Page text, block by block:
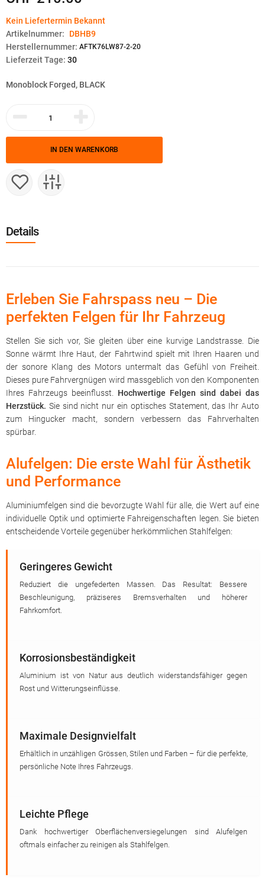
Kein Liefertermin Bekannt
Artikelnummer:
DBHB9
Herstellernummer: AFTK76LW87-2-20
Lieferzeit Tage: 30
Monoblock Forged, BLACK
IN DEN WARENKORB
Details
Erleben Sie Fahrspass neu – Die
perfekten Felgen für Ihr Fahrzeug
Stellen Sie sich vor, Sie gleiten über eine kurvige Landstrasse. Die
Sonne wärmt Ihre Haut, der Fahrtwind spielt mit Ihren Haaren und
der sonore Klang des Motors untermalt das Gefühl von Freiheit.
Dieses pure Fahrvergnügen wird massgeblich von den Komponenten
Ihres Fahrzeugs beeinflusst. Hochwertige Felgen sind dabei das
Herzstück. Sie sind nicht nur ein optisches Statement, das Ihr Auto
zum Hingucker macht, sondern verbessern das Fahrverhalten
spürbar.
Alufelgen: Die erste Wahl für Ästhetik
und Performance
Aluminiumfelgen sind die bevorzugte Wahl für alle, die Wert auf eine
individuelle Optik und optimierte Fahreigenschaften legen. Sie bieten
entscheidende Vorteile gegenüber herkömmlichen Stahlfelgen:
Geringeres Gewicht
Reduziert die ungefederten Massen. Das Resultat: Bessere
Beschleunigung, präziseres Bremsverhalten und höherer
Fahrkomfort.
Korrosionsbeständigkeit
Aluminium ist von Natur aus deutlich widerstandsfähiger gegen
Rost und Witterungseinflüsse.
Maximale Designvielfalt
Erhältlich in unzähligen Grössen, Stilen und Farben – für die perfekte,
persönliche Note Ihres Fahrzeugs.
Leichte Pflege
Dank hochwertiger Oberflächenversiegelungen sind Alufelgen
oftmals einfacher zu reinigen als Stahlfelgen.